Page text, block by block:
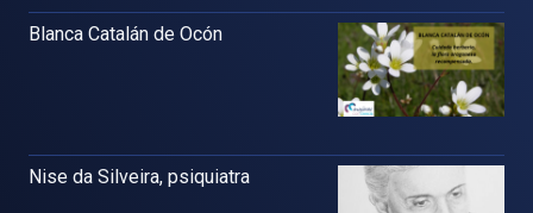
Blanca Catalán de Ocón
Nise da Silveira, psiquiatra